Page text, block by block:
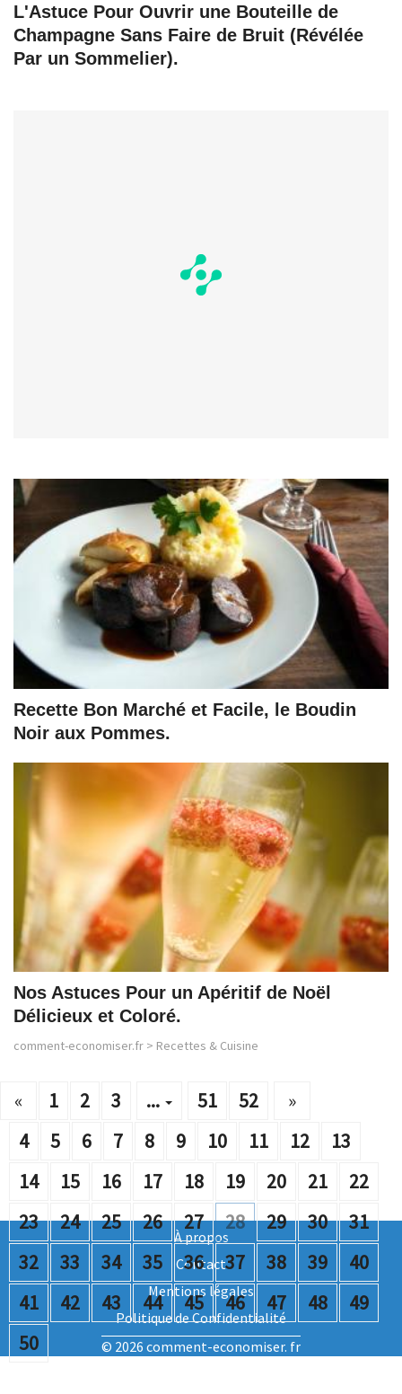
L'Astuce Pour Ouvrir une Bouteille de
Champagne Sans Faire de Bruit (Révélée
Par un Sommelier).
Recette Bon Marché et Facile, le Boudin
Noir aux Pommes.
Nos Astuces Pour un Apéritif de Noël
Délicieux et Coloré.
comment-economiser.fr > Recettes & Cuisine
« 1 2 3
...
4
5 6 7 8 9 10 11 12
13
14
15 16 17 18 19 20 21
22
23
24 25 26 27 28 29 30
31
32
33 34 35 36 37 38 39
40
41
42 43 44 45 46 47 48
49
50
51 52 »
À propos
Contact
Mentions légales
Politique de Confidentialité
© 2026 comment-economiser. fr